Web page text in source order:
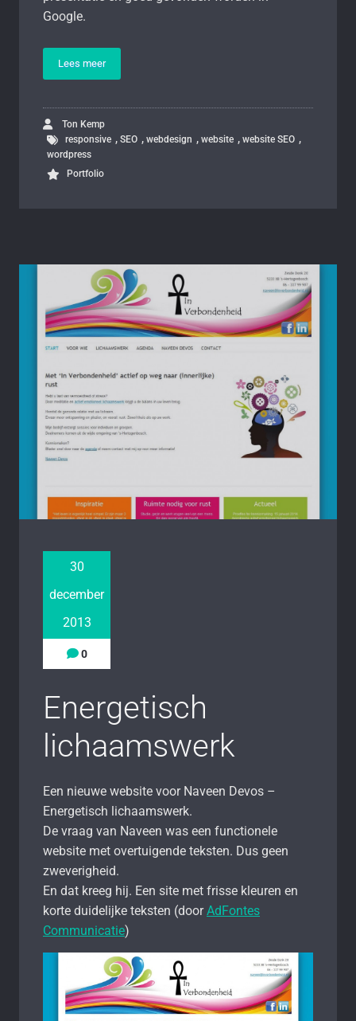
Google.
Lees meer
Ton Kemp
responsive , SEO , webdesign , website , website SEO ,
wordpress
Portfolio
30
december
2013
0
Energetisch
lichaamswerk
Een nieuwe website voor Naveen Devos –
Energetisch lichaamswerk.
De vraag van Naveen was een functionele
website met overtuigende teksten. Dus geen
zweverigheid.
En dat kreeg hij. Een site met frisse kleuren en
korte duidelijke teksten (doorAdFontes
Communicatie)